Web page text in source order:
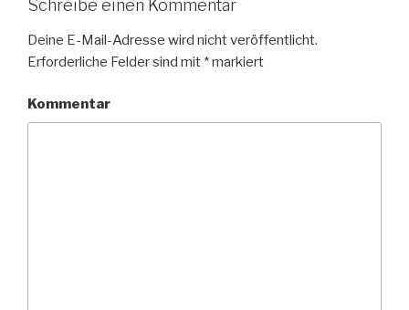
Schreibe einen Kommentar
Deine E-Mail-Adresse wird nicht veröffentlicht.
Erforderliche Felder sind mit *markiert
Kommentar